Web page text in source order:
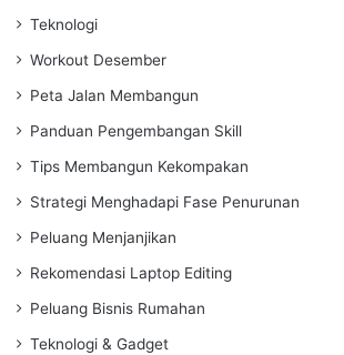
Teknologi
Workout Desember
Peta Jalan Membangun
Panduan Pengembangan Skill
Tips Membangun Kekompakan
Strategi Menghadapi Fase Penurunan
Peluang Menjanjikan
Rekomendasi Laptop Editing
Peluang Bisnis Rumahan
Teknologi & Gadget